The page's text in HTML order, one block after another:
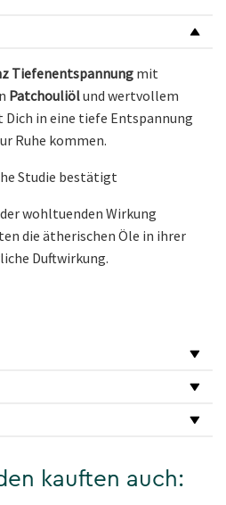
Tiefenentspannung mit
Patchouliölund wertvollem
Dich in eine tiefe Entspannung
Ruhe kommen.
Studie bestätigt
wohltuenden Wirkung
die ätherischen Öle in ihrer
Duftwirkung.
kauften auch: